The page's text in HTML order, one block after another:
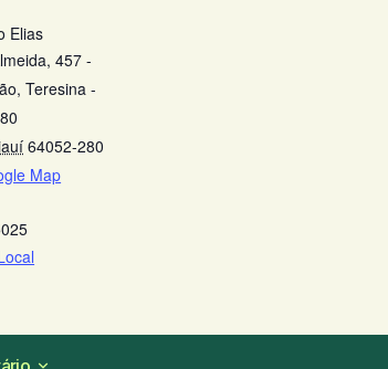
Elias
457 -
Teresina -
64052-280
Map